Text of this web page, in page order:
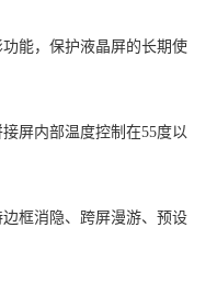
能，保护液晶屏的长期使
屏内部温度控制在55度以
框消隐、跨屏漫游、预设